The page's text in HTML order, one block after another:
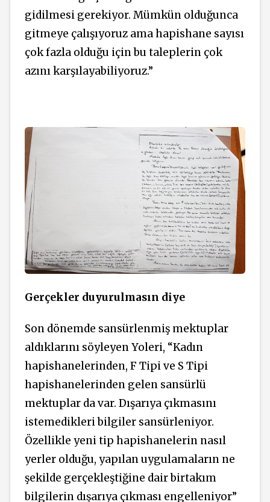
gidilmesi gerekiyor. Mümkün olduğunca
gitmeye çalışıyoruz ama hapishane sayısı
çok fazla olduğu için bu taleplerin çok
azını karşılayabiliyoruz.”
Gerçekler duyurulmasın diye
Son dönemde sansürlenmiş mektuplar
aldıklarını söyleyen Yoleri, “Kadın
hapishanelerinden, F Tipi ve S Tipi
hapishanelerinden gelen sansürlü
mektuplar da var. Dışarıya çıkmasını
istemedikleri bilgiler sansürleniyor.
Özellikle yeni tip hapishanelerin nasıl
yerler olduğu, yapılan uygulamaların ne
şekilde gerçekleştiğine dair birtakım
bilgilerin dışarıya çıkması engelleniyor”